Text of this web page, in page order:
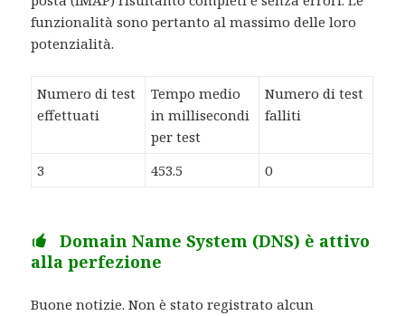
funzionalità sono pertanto al massimo delle loro
potenzialità.
Numero di test
effettuati
Tempo medio
in millisecondi
per test
Numero di test
falliti
3 453.5 0
Domain Name System (DNS) è attivo
alla perfezione
Buone notizie. Non è stato registrato alcun